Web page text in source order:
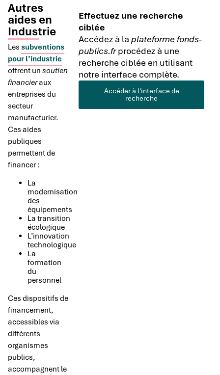
Autres
aides en
Industrie
Les subventions
pour l’industrie
offrent un soutien
financieraux
entreprises du
secteur
manufacturier.
Ces aides
publiques
permettent de
financer :
La
modernisation
des
équipements
La transition
écologique
L’innovation
technologique
La
formation
du
personnel
Ces dispositifs de
financement,
accessibles via
différents
organismes
publics,
accompagnent le
Effectuez une recherche
ciblée
Accédez à laplateforme fonds-
publics.frprocédez à une
recherche ciblée en utilisant
notre interface complète.
Accéder à l'interface de
recherche